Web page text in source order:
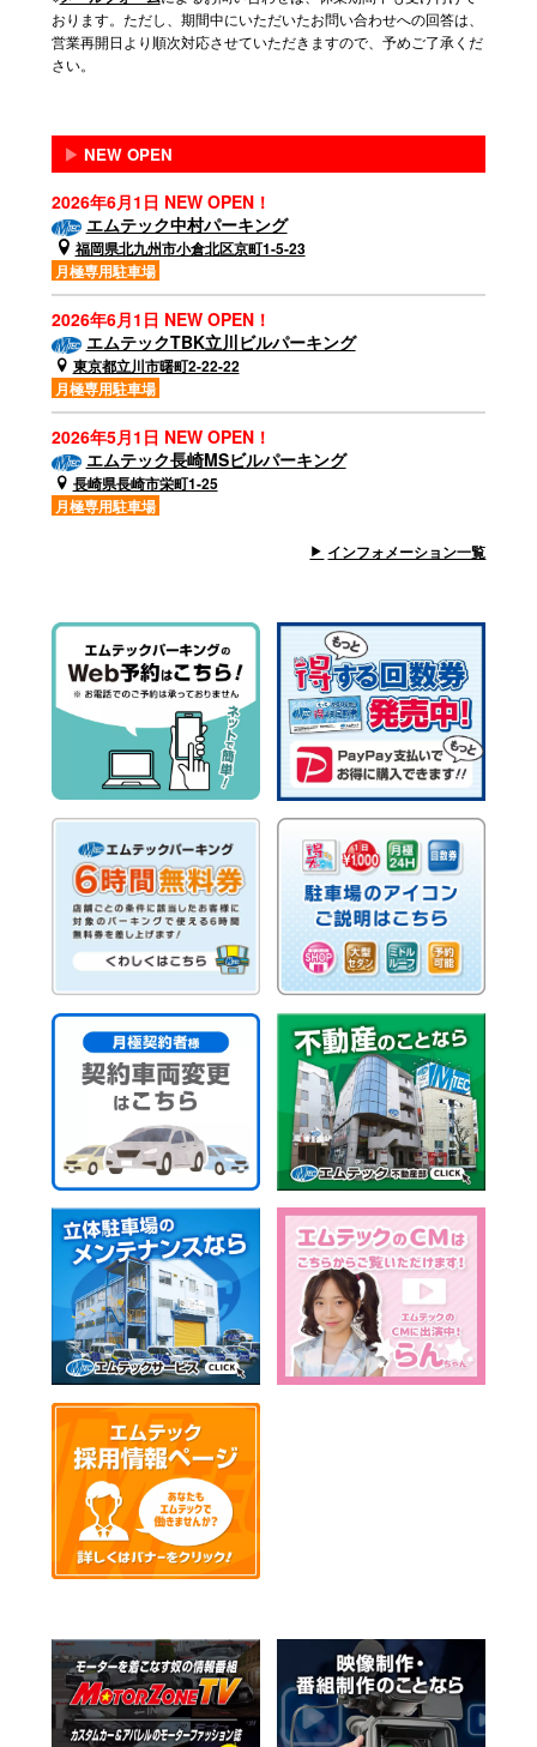
おります。ただし、期間中にいただいたお問い合わせへの回答は、
営業再開日より順次対応させていただきますので、予めご了承くだ
さい。
▶ NEW OPEN
2026年6月1日 NEW OPEN！
エムテック中村パーキング
福岡県北九州市小倉北区京町1-5-23
月極専用駐車場
2026年6月1日 NEW OPEN！
エムテックTBK立川ビルパーキング
東京都立川市曙町2-22-22
月極専用駐車場
2026年5月1日 NEW OPEN！
エムテック長崎MSビルパーキング
長崎県長崎市栄町1-25
月極専用駐車場
インフォメーション一覧